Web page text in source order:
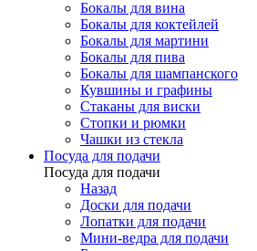
Бокалы для вина
Бокалы для коктейлей
Бокалы для мартини
Бокалы для пива
Бокалы для шампанского
Кувшины и графины
Стаканы для виски
Стопки и рюмки
Чашки из стекла
Посуда для подачи
Посуда для подачи
Назад
Доски для подачи
Лопатки для подачи
Мини-ведра для подачи